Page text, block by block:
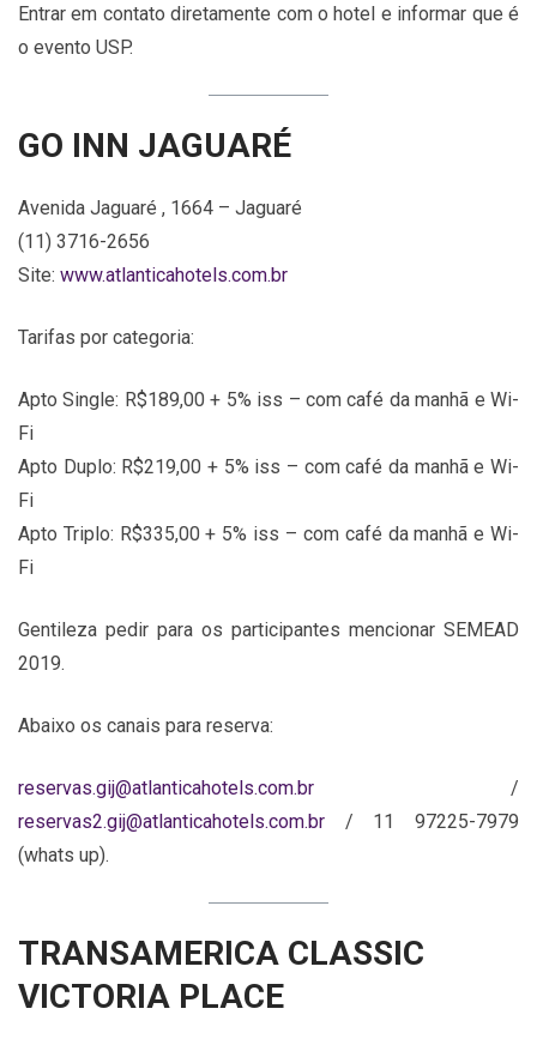
Entrar em contato diretamente com o hotel e informar que é
o evento USP.
GO INN JAGUARÉ
Avenida Jaguaré , 1664 – Jaguaré
(11) 3716-2656
Site: www.atlanticahotels.com.br
Tarifas por categoria:
Apto Single: R$189,00 + 5% iss – com café da manhã e Wi-
Fi
Apto Duplo: R$219,00 + 5% iss – com café da manhã e Wi-
Fi
Apto Triplo: R$335,00 + 5% iss – com café da manhã e Wi-
Fi
Gentileza pedir para os participantes mencionar SEMEAD
2019.
Abaixo os canais para reserva:
reservas.gij@atlanticahotels.com.br /
reservas2.gij@atlanticahotels.com.br / 11 97225-7979
(whats up).
TRANSAMERICA CLASSIC
VICTORIA PLACE